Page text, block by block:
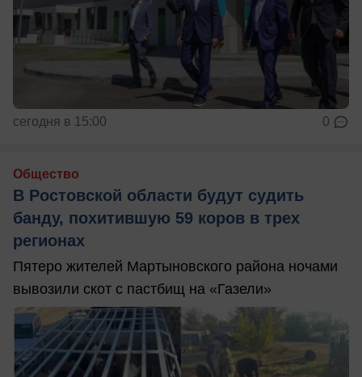
сегодня в 15:00 0
Общество
В Ростовской области будут судить
банду, похитившую 59 коров в трех
регионах
Пятеро жителей Мартыновского района ночами
вывозили скот с пастбищ на «Газели»